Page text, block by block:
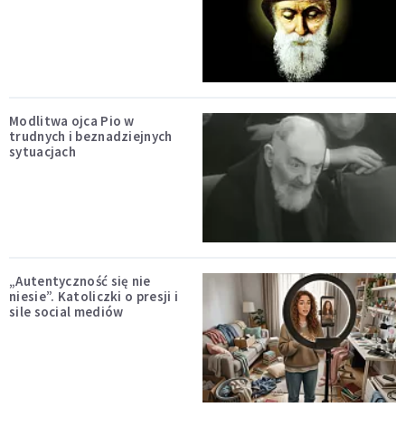
Modlitwa ojca Pio w
trudnych i beznadziejnych
sytuacjach
„Autentyczność się nie
niesie”. Katoliczki o presji i
sile social mediów